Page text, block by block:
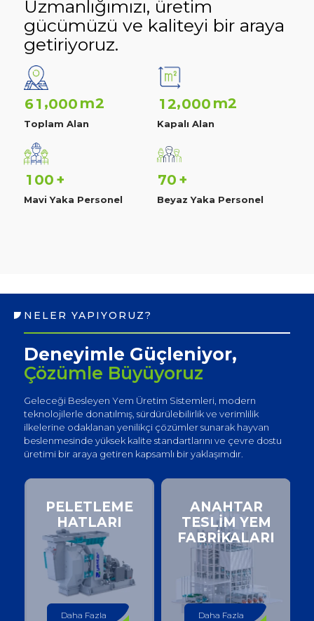
Uzmanlığımızı, üretim
gücümüzü ve kaliteyi bir araya
getiriyoruz.
61 ,000 m2
Toplam Alan
12,000 m2
Kapalı Alan
1 00 +
Mavi Yaka Personel
70 +
Beyaz Yaka Personel
NELER YAPIYORUZ?
Deneyimle Güçleniyor,
Çözümle Büyüyoruz
Geleceği Besleyen Yem Üretim Sistemleri, modern
teknolojilerle donatılmış, sürdürülebilirlik ve verimlilik
ilkelerine odaklanan yenilikçi çözümler sunarak hayvan
beslenmesinde yüksek kalite standartlarını ve çevre dostu
üretimi bir araya getiren kapsamlı bir yaklaşımdır.
PELETLEME
HATLARI
Daha Fazla
ANAHTAR
TESLİM YEM
FABRİKALARI
Daha Fazla